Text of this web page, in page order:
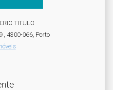
TITULO
, 4300-066, Porto